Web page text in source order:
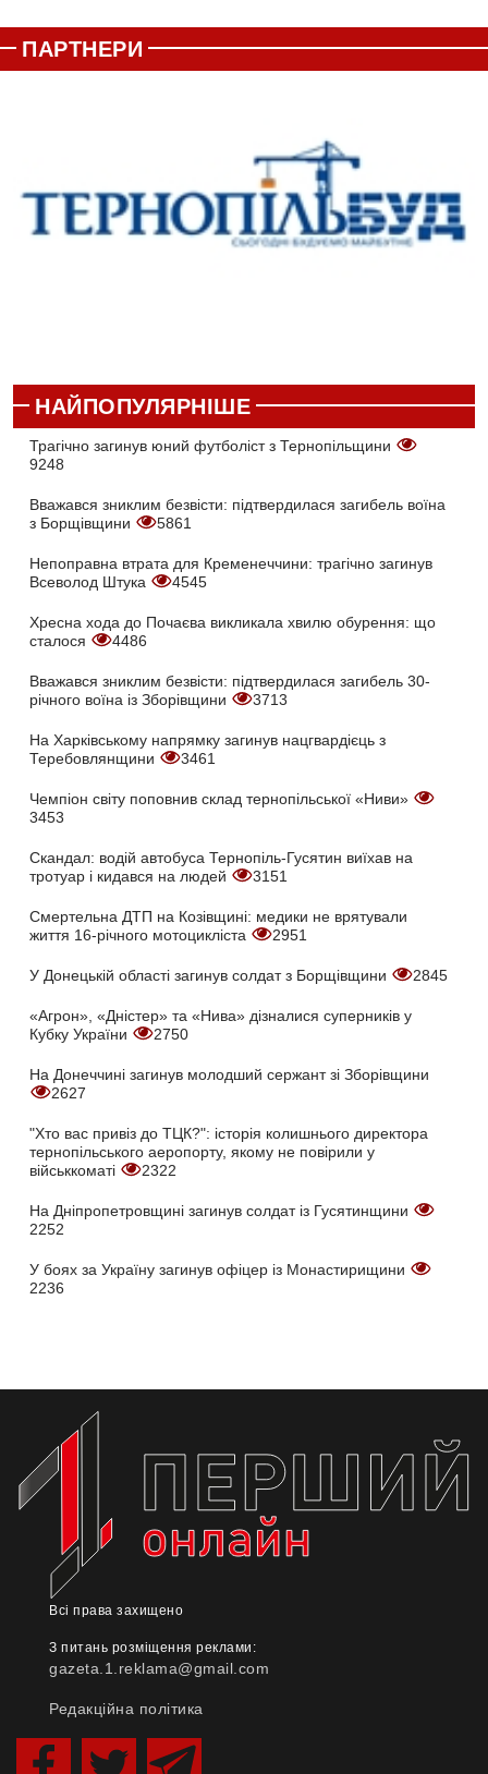
ПАРТНЕРИ
НАЙПОПУЛЯРНІШЕ
Трагічно загинув юний футболіст з Тернопільщини
9248
Вважався зниклим безвісти: підтвердилася загибель воїна
з Борщівщини
5861
Непоправна втрата для Кременеччини: трагічно загинув
Всеволод Штука
4545
Хресна хода до Почаєва викликала хвилю обурення: що
сталося
4486
Вважався зниклим безвісти: підтвердилася загибель 30-
річного воїна із Зборівщини
3713
На Харківському напрямку загинув нацгвардієць з
Теребовлянщини
3461
Чемпіон світу поповнив склад тернопільської «Ниви»
3453
Скандал: водій автобуса Тернопіль-Гусятин виїхав на
тротуар і кидався на людей
3151
Смертельна ДТП на Козівщині: медики не врятували
життя 16-річного мотоцикліста
2951
У Донецькій області загинув солдат з Борщівщини 2845
«Агрон», «Дністер» та «Нива» дізналися суперників у
Кубку України
2750
На Донеччині загинув молодший сержант зі Зборівщини
2627
"Хто вас привіз до ТЦК?": історія колишнього директора
тернопільського аеропорту, якому не повірили у
військкоматі
2322
На Дніпропетровщині загинув солдат із Гусятинщини
2252
У боях за Україну загинув офіцер із Монастирищини
2236
Всі права захищено
З питань розміщення реклами:
gazeta.1.reklama@gmail.com
Редакційна політика